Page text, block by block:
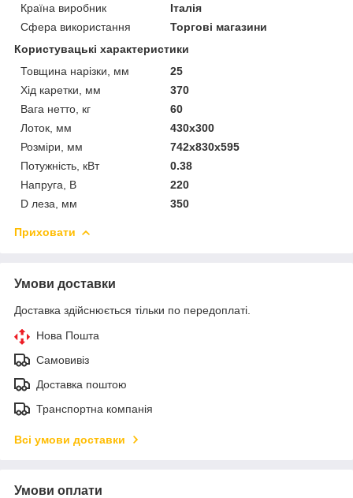
Країна виробник
Італія
Сфера використання
Торгові магазини
Користувацькі характеристики
Товщина нарізки, мм
25
Хід каретки, мм
370
Вага нетто, кг
60
Лоток, мм
430x300
Розміри, мм
742х830х595
Потужність, кВт
0.38
Напруга, В
220
D леза, мм
350
Приховати
Умови доставки
Доставка здійснюється тільки по передоплаті.
Нова Пошта
Самовивіз
Доставка поштою
Транспортна компанія
Всі умови доставки
Умови оплати